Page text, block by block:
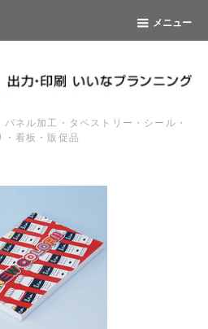
メニュー
ネル加工・タペストリー・シール・
・看板・販促品